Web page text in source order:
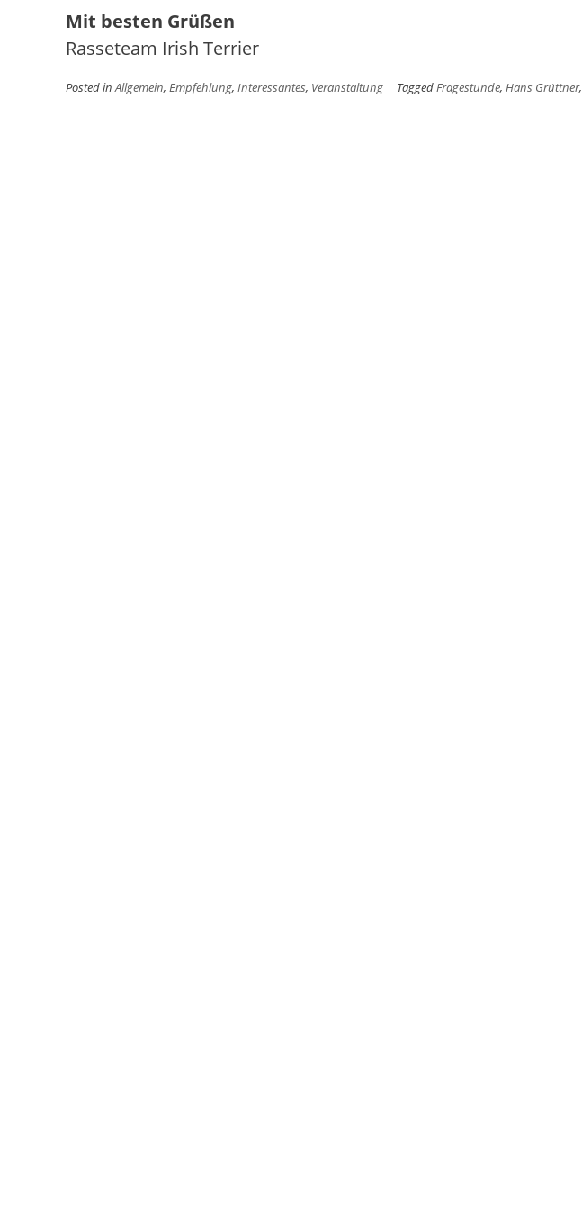
Mit besten Grüßen
Rasseteam Irish Terrier
Posted inAllgemein, Empfehlung, Interessantes, Veranstaltung TaggedFragestunde, Hans Grüttner,